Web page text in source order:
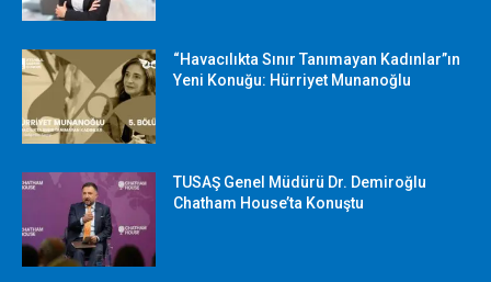
“Havacılıkta Sınır Tanımayan Kadınlar”ın
Yeni Konuğu: Hürriyet Munanoğlu
TUSAŞ Genel Müdürü Dr. Demiroğlu
Chatham House’ta Konuştu